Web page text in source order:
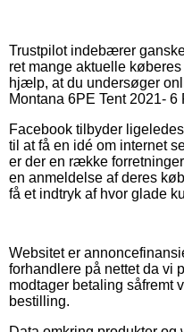
Trustpilot indebærer
ret mange aktuelle
hjælp, at du undersøger
Montana 6PE Tent 2021-
Facebook tilbyder
til at få en idé om internet
er der en række
en anmeldelse af deres
få et indtryk af hvor glade
Websitet er
forhandlere på nettet da vi
modtager betaling såfremt
bestilling.